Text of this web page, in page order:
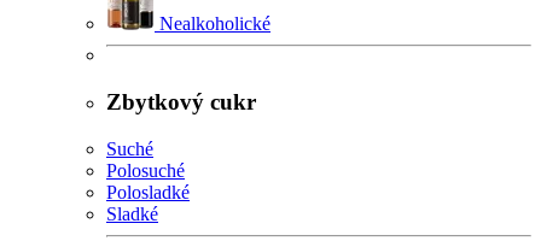
Nealkoholické
Zbytkový cukr
Suché
Polosuché
Polosladké
Sladké